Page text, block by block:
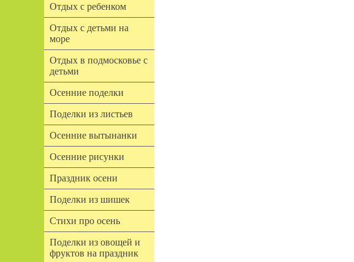
Отдых с ребенком
Отдых с детьми на
море
Отдых в подмосковье с
детьми
Осенние поделки
Поделки из листьев
Осенние вытынанки
Осенние рисунки
Праздник осени
Поделки из шишек
Стихи про осень
Поделки из овощей и
фруктов на праздник